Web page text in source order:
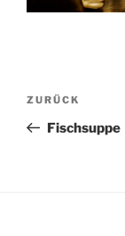
Vorheriger
Beitrag
ZURÜCK
Fischsuppe